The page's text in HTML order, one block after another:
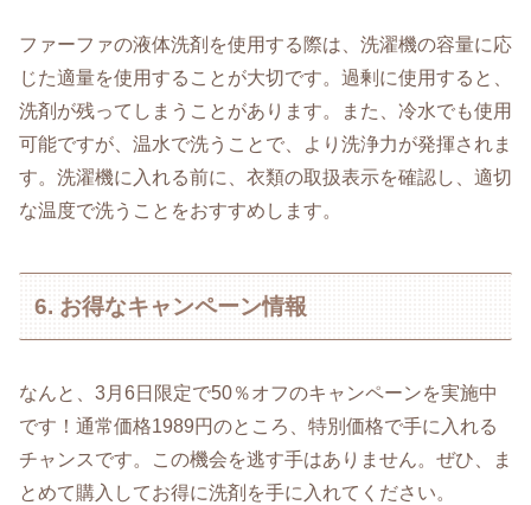
ファーファの液体洗剤を使用する際は、洗濯機の容量に応
じた適量を使用することが大切です。過剰に使用すると、
洗剤が残ってしまうことがあります。また、冷水でも使用
可能ですが、温水で洗うことで、より洗浄力が発揮されま
す。洗濯機に入れる前に、衣類の取扱表示を確認し、適切
な温度で洗うことをおすすめします。
6. お得なキャンペーン情報
なんと、3月6日限定で50％オフのキャンペーンを実施中
です！通常価格1989円のところ、特別価格で手に入れる
チャンスです。この機会を逃す手はありません。ぜひ、ま
とめて購入してお得に洗剤を手に入れてください。